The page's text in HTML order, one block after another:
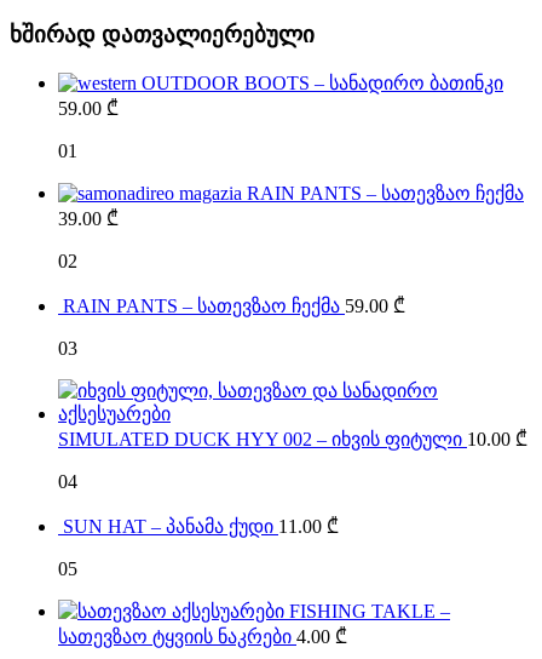
ხშირად დათვალიერებული
OUTDOOR BOOTS – სანადირო ბათინკი
59.00 ₾
01
RAIN PANTS – სათევზაო ჩექმა
39.00 ₾
02
RAIN PANTS – სათევზაო ჩექმა 59.00 ₾
03
SIMULATED DUCK HYY 002 – იხვის ფიტული 10.00 ₾
04
SUN HAT – პანამა ქუდი 11.00 ₾
05
FISHING TAKLE –
სათევზაო ტყვიის ნაკრები 4.00 ₾